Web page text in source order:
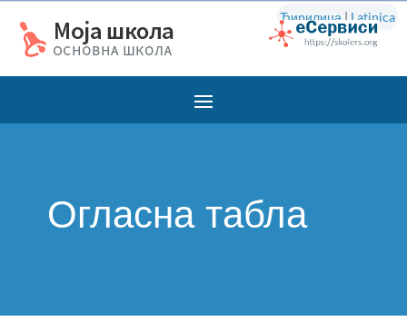
Ћирилица | Latinica
Огласна табла